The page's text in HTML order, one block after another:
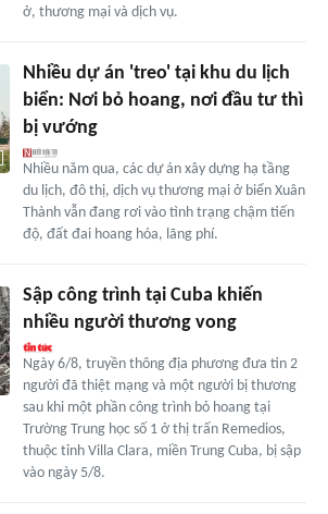
ở, thương mại và dịch vụ.
Nhiều dự án 'treo' tại khu du lịch
biển: Nơi bỏ hoang, nơi đầu tư thì
bị vướng
Nhiều năm qua, các dự án xây dựng hạ tầng
du lịch, đô thị, dịch vụ thương mại ở biển Xuân
Thành vẫn đang rơi vào tình trạng chậm tiến
độ, đất đai hoang hóa, lãng phí.
Sập công trình tại Cuba khiến
nhiều người thương vong
Ngày 6/8, truyền thông địa phương đưa tin 2
người đã thiệt mạng và một người bị thương
sau khi một phần công trình bỏ hoang tại
Trường Trung học số 1 ở thị trấn Remedios,
thuộc tỉnh Villa Clara, miền Trung Cuba, bị sập
vào ngày 5/8.